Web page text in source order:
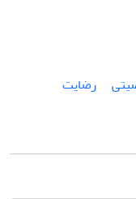
رضایت